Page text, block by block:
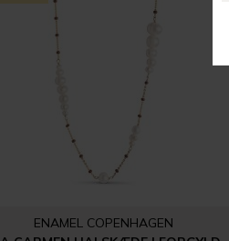
ENAMEL COPENHAGEN